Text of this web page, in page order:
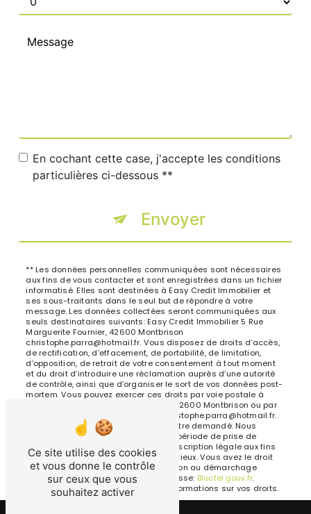
En cochant cette case, j'accepte les conditions
particulières ci-dessous **
Envoyer
** Les données personnelles communiquées sont nécessaires
aux fins de vous contacter et sont enregistrées dans un fichier
informatisé. Elles sont destinées à Easy Credit Immobilier et
ses sous-traitants dans le seul but de répondre à votre
message. Les données collectées seront communiquées aux
seuls destinataires suivants: Easy Credit Immobilier 5 Rue
Marguerite Fournier, 42600 Montbrison
christophe.parra@hotmail.fr. Vous disposez de droits d’accès,
de rectification, d’effacement, de portabilité, de limitation,
d’opposition, de retrait de votre consentement à tout moment
et du droit d’introduire une réclamation auprès d’une autorité
de contrôle, ainsi que d’organiser le sort de vos données post-
mortem. Vous pouvez exercer ces droits par voie postale à
l'adresse 5 Rue Marguerite Fournier, 42600 Montbrison ou par
courrier électronique à l'adresse christophe.parra@hotmail.fr.
Un justificatif d'identité pourra vous être demandé. Nous
conservons vos données pendant la période de prise de
contact puis pendant la durée de prescription légale aux fins
probatoires et de gestion des contentieux. Vous avez le droit
de vous inscrire sur la liste d'opposition au démarchage
téléphonique, disponible à cette adresse: Bloctel.gouv.fr.
Consultez le site cnil.fr pour plus d’informations sur vos droits.
Ce site utilise des cookies
et vous donne le contrôle
sur ceux que vous
souhaitez activer